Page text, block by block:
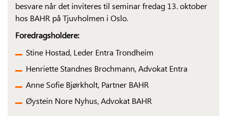
besvare når det inviteres til seminar fredag 13. oktober
hos BAHR på Tjuvholmen i Oslo.
Foredragsholdere:
Stine Hostad, Leder Entra Trondheim
Henriette Standnes Brochmann, Advokat Entra
Anne Sofie Bjørkholt, Partner BAHR
Øystein Nore Nyhus, Advokat BAHR